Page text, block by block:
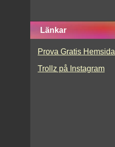
Länkar
Prova Gratis Hemsida
Trollz på Instagram